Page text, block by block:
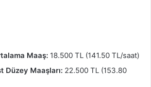
Maaş: 18.500 TL (141.50 TL/saat)
Düzey Maaşları: 22.500 TL (153.80